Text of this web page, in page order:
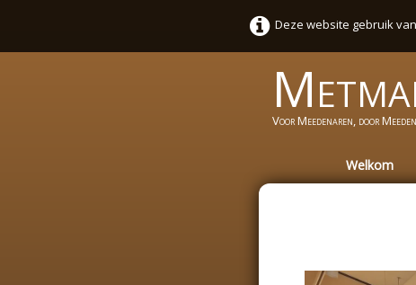
Deze website gebruik
Voor Meedenaren, door
Welkom